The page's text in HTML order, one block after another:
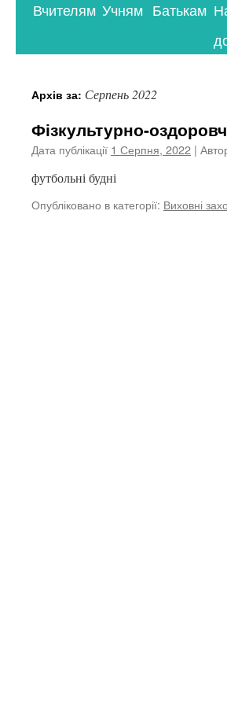
контенту
Вчителям Учням Батькам
Архів за: Серпень 2022
Фізкультурно-
Дата публікації 1 Серпня, 2022 |
футбольні будні
Опубліковано в категорії: Виховні